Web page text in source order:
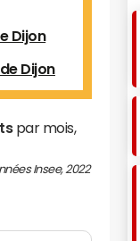
Dijon
Dijon
par mois,
Insee, 2022